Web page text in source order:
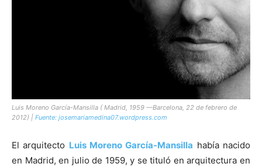
Luis Moreno García-Mansilla ( Madrid, 1959 —Barcelona, 22 de febrero de
2012) | Fuente: josemariamedina07.wordpress.com
El arquitecto Luis Moreno García-Mansilla había nacido
en Madrid, en julio de 1959, y se tituló en arquitectura en